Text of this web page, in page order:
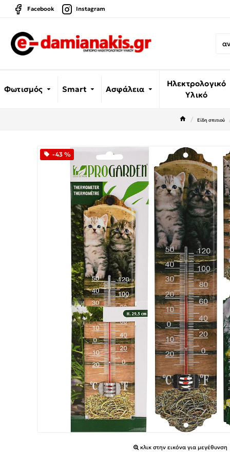
Facebook Instagram
Φωτισμός Smart Ασφάλεια
Ηλεκτρολογικό
Υλικό
Είδη σπιτιού
-43 %
κλικ στην εικόνα για μεγέθυνση